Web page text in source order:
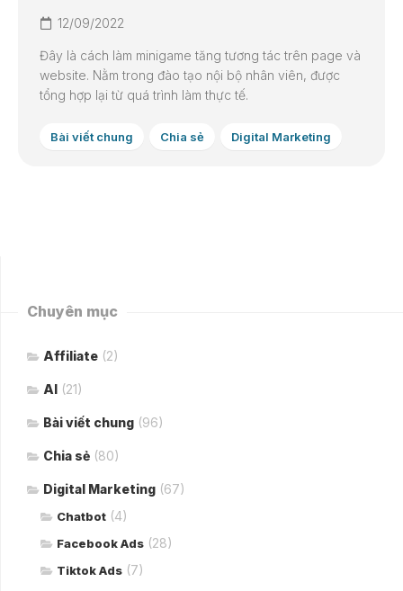
12/09/2022
Đây là cách làm minigame tăng tương tác trên page và
website. Nằm trong đào tạo nội bộ nhân viên, được
tổng hợp lại từ quá trình làm thực tế.
Bài viết chung Chia sẻ Digital Marketing
Chuyên mục
Affiliate (2)
AI (21)
Bài viết chung (96)
Chia sẻ (80)
Digital Marketing (67)
Chatbot (4)
Facebook Ads (28)
Tiktok Ads (7)